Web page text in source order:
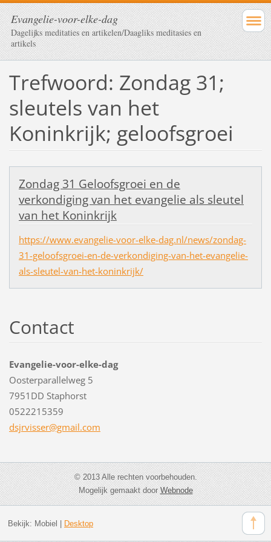
Evangelie-voor-elke-dag
Dagelijks meditaties en artikelen/Daagliks meditasies en
artikels
Trefwoord: Zondag 31;
sleutels van het
Koninkrijk; geloofsgroei
Zondag 31 Geloofsgroei en de
verkondiging van het evangelie als sleutel
van het Koninkrijk
https://www.evangelie-voor-elke-dag.nl/news/zondag-
31-geloofsgroei-en-de-verkondiging-van-het-evangelie-
als-sleutel-van-het-koninkrijk/
Contact
Evangelie-voor-elke-dag
Oosterparallelweg 5
7951DD Staphorst
0522215359
dsjrvisser@gmail.com
© 2013 Alle rechten voorbehouden.
Mogelijk gemaakt doorWebnode
Bekijk: Mobiel Desktop